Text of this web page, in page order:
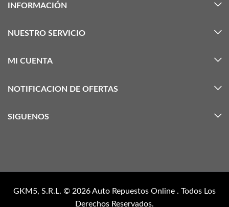
INFORMACIÓN
NUESTRO SERVICIO
MI CUENTA
NOTIFICACION DE OFERTAS
SIGUENOS
GKM5, S.R.L. © 2026Auto Repuestos Online . Todos Los
Derechos Reservados.